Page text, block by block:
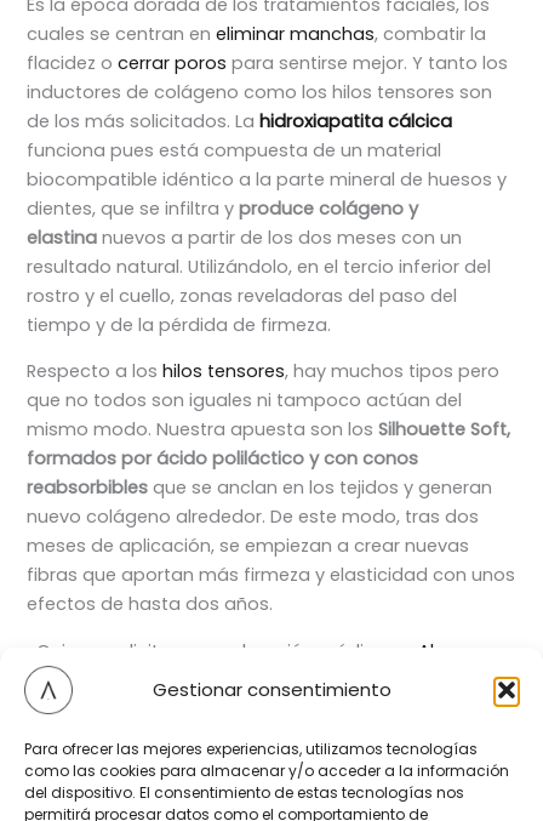
Gestionar consentimiento
Para ofrecer las mejores experiencias, utilizamos tecnologías
como las cookies para almacenar y/o acceder a la información
del dispositivo. El consentimiento de estas tecnologías nos
permitirá procesar datos como el comportamiento de
cuales se centran eneliminar manchas, combatir la
flacidez ocerrar poros para sentirse mejor. Y tanto los
inductores de colágeno como los hilos tensores son
de los más solicitados. La hidroxiapatita cálcica
funciona pues está compuesta de un material
biocompatible idéntico a la parte mineral de huesos y
dientes, que se infiltra yproduce colágeno y
elastina nuevos a partir de los dos meses con un
resultado natural. Utilizándolo, en el tercio inferior del
rostro y el cuello, zonas reveladoras del paso del
tiempo y de la pérdida de firmeza.
Respecto a loshilos tensores, hay muchos tipos pero
que no todos son iguales ni tampoco actúan del
mismo modo. Nuestra apuesta son losSilhouette Soft,
formados por ácido poliláctico y con conos
reabsorbibles que se anclan en los tejidos y generan
nuevo colágeno alrededor. De este modo, tras dos
meses de aplicación, se empiezan a crear nuevas
fibras que aportan más firmeza y elasticidad con unos
efectos de hasta dos años.
¿Quieres solicitar una valoración médica en
Aluma
Medical Art
? ¿Quieres saber más? ¿Resolver dudas? a
través de nuestro
llamándonos directamente al
886 037 768
Te atenderemos sin compromiso. La primera consulta
médica es gratuita.